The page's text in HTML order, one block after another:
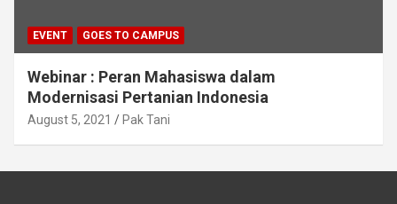
EVENT GOES TO CAMPUS
Webinar : Peran Mahasiswa dalam
Modernisasi Pertanian Indonesia
August 5, 2021 Pak Tani